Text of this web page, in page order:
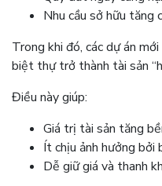
Nhu cầu sở hữu tăng
Trong khi đó, các dự án
biệt thự trở thành tài sản
Điều này giúp:
Giá trị tài sản tăng
Ít chịu ảnh hưởng
Dễ giữ giá và thanh